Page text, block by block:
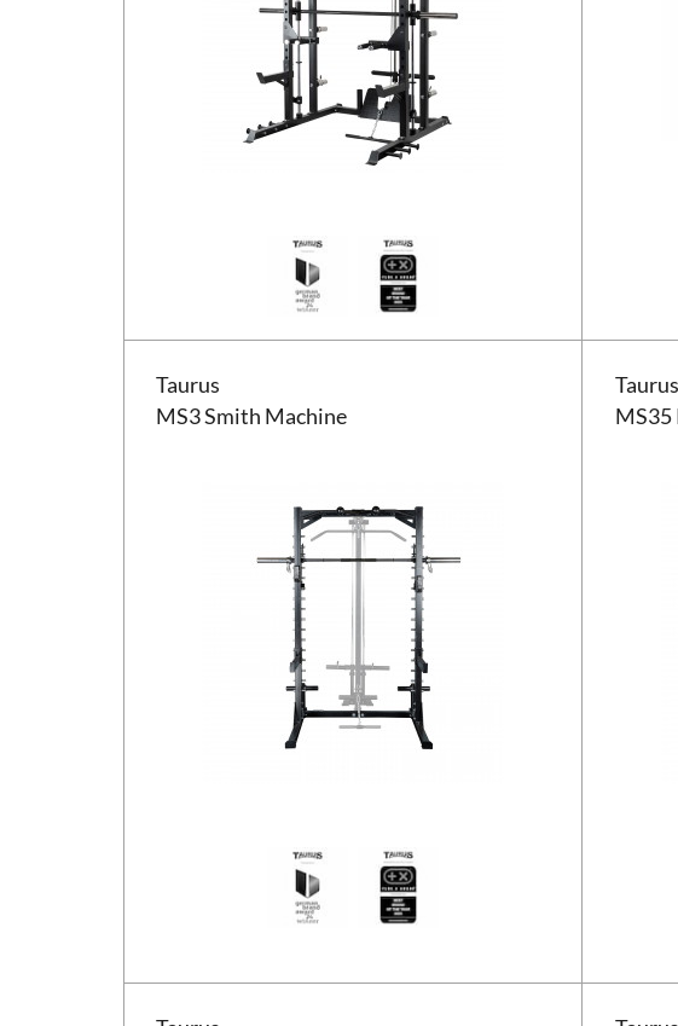
Taurus
MS3 Smith Machine
Taurus